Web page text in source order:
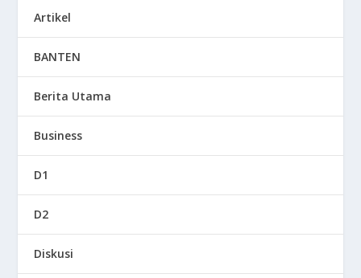
Artikel
BANTEN
Berita Utama
Business
D1
D2
Diskusi